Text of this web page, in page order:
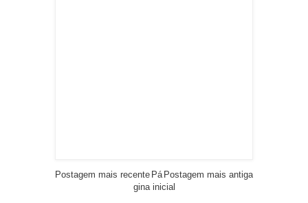
Postagem mais recente Postagem mais antiga
Pá
gina inicial